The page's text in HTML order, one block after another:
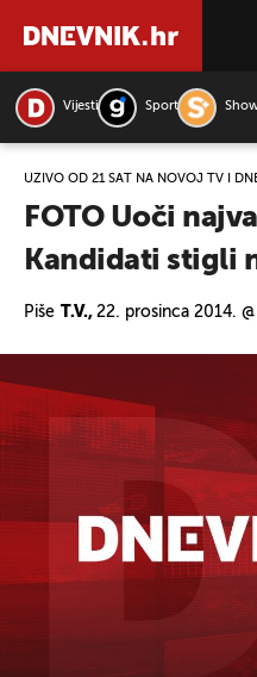
Vijesti Sport
UŽIVO OD 21 SAT NA NOVOJ TV I
FOTO Uoči
Kandidati stigli
Piše T.V., 22. prosinca 2014.
PRETRAŽITE VIJESTI